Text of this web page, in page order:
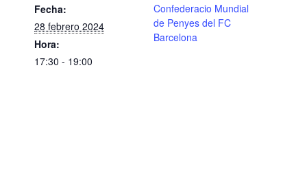
Fecha:
28 febrero 2024
Hora:
17:30 - 19:00
Confederacio Mundial
de Penyes del FC
Barcelona